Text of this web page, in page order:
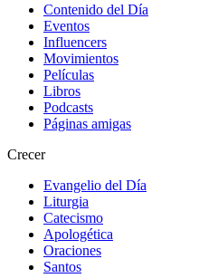
Contenido del Día
Eventos
Influencers
Movimientos
Películas
Libros
Podcasts
Páginas amigas
Crecer
Evangelio del Día
Liturgia
Catecismo
Apologética
Oraciones
Santos